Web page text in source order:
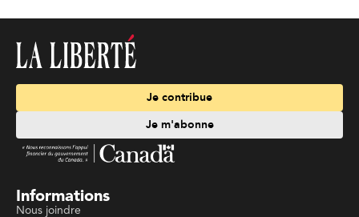
Je contribue
Je m'abonne
Informations
Nous joindre